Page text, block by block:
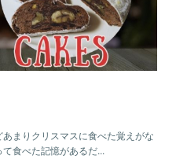
まりクリスマスに食べた覚えがな
食べた記憶があるだ...